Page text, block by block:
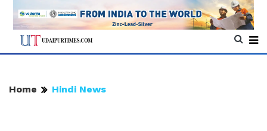
Home Hindi News